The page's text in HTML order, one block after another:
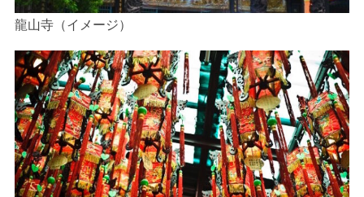
龍山寺（イメージ）